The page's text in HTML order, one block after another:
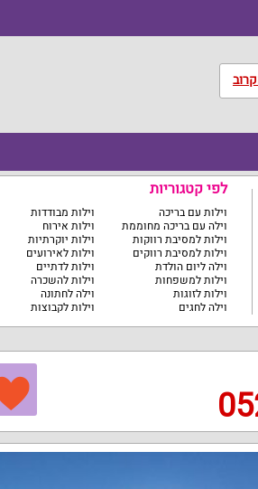
לפי קטגוריות
וילות עם בריכה
וילה עם בריכה מחוממת
וילות למסיבת רווקות
וילות למסיבת רווקים
וילה ליום הולדת
וילות למשפחות
וילות לזוגות
וילה לחגים
וילות מבודדות
וילות אירוח
וילות יוקרתיות
וילות לאירועים
וילות לדתיים
וילות להשכרה
וילה לחתונה
וילות לקבוצות